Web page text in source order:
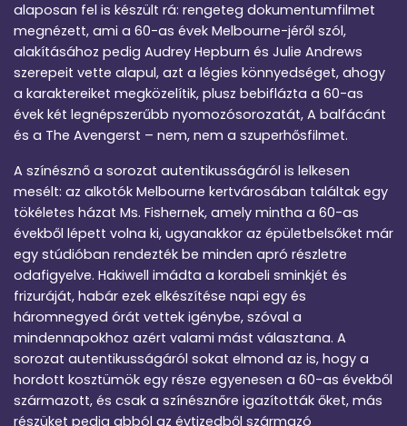
alaposan fel is készült rá: rengeteg dokumentumfilmet
megnézett, ami a 60-as évek Melbourne-jéről szól,
alakításához pedig Audrey Hepburn és Julie Andrews
szerepeit vette alapul, azt a légies könnyedséget, ahogy
a karaktereiket megközelítik, plusz bebiflázta a 60-as
évek két legnépszerűbb nyomozósorozatát, A balfácánt
és a The Avengerst – nem, nem a szuperhősfilmet.
A színésznő a sorozat autentikusságáról is lelkesen
mesélt: az alkotók Melbourne kertvárosában találtak egy
tökéletes házat Ms. Fishernek, amely mintha a 60-as
évekből lépett volna ki, ugyanakkor az épületbelsőket már
egy stúdióban rendezték be minden apró részletre
odafigyelve. Hakiwell imádta a korabeli sminkjét és
frizuráját, habár ezek elkészítése napi egy és
háromnegyed órát vettek igénybe, szóval a
mindennapokhoz azért valami mást választana. A
sorozat autentikusságáról sokat elmond az is, hogy a
hordott kosztümök egy része egyenesen a 60-as évekből
származott, és csak a színésznőre igazították őket, más
részüket pedig abból az évtizedből származó